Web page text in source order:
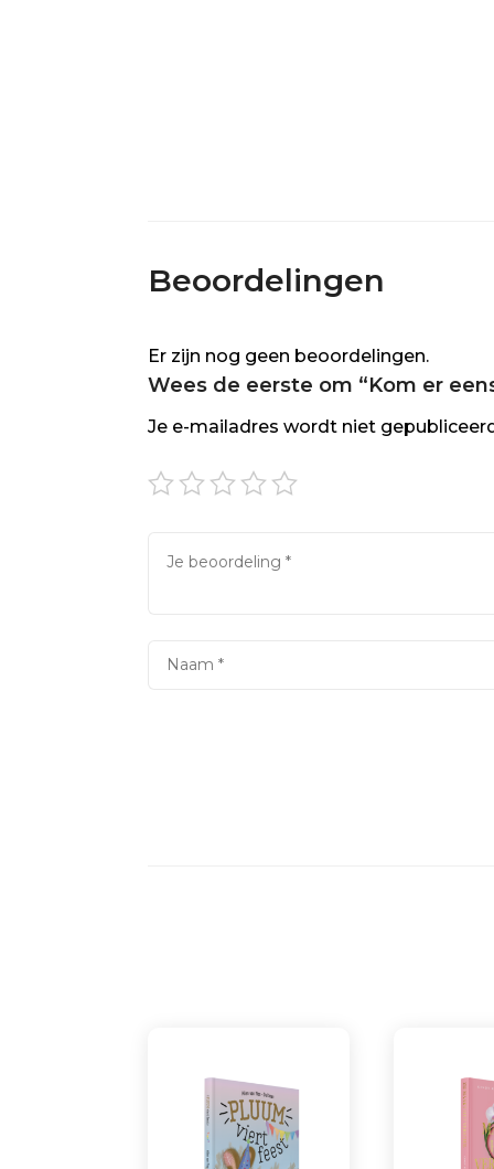
Beoordelingen
Er zijn nog geen beoordelingen.
Wees de eerste om “Kom er
Je e-mailadres wordt niet